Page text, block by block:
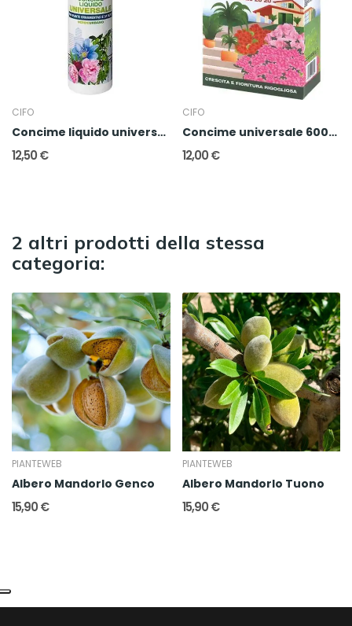
CIFO
Concime liquido universale 1l
12,50 €
CIFO
Concime universale 600gr
12,00 €
2 altri prodotti della stessa
categoria:
PIANTEWEB
Albero Mandorlo Genco
15,90 €
PIANTEWEB
Albero Mandorlo Tuono
15,90 €